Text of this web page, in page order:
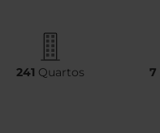
241 Quartos 7